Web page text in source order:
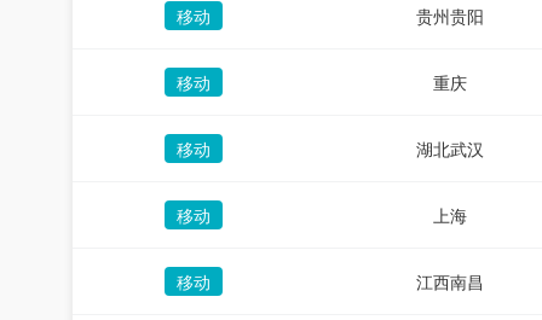
移动 贵州贵阳
移动 重庆
移动 湖北武汉
移动 上海
移动 江西南昌